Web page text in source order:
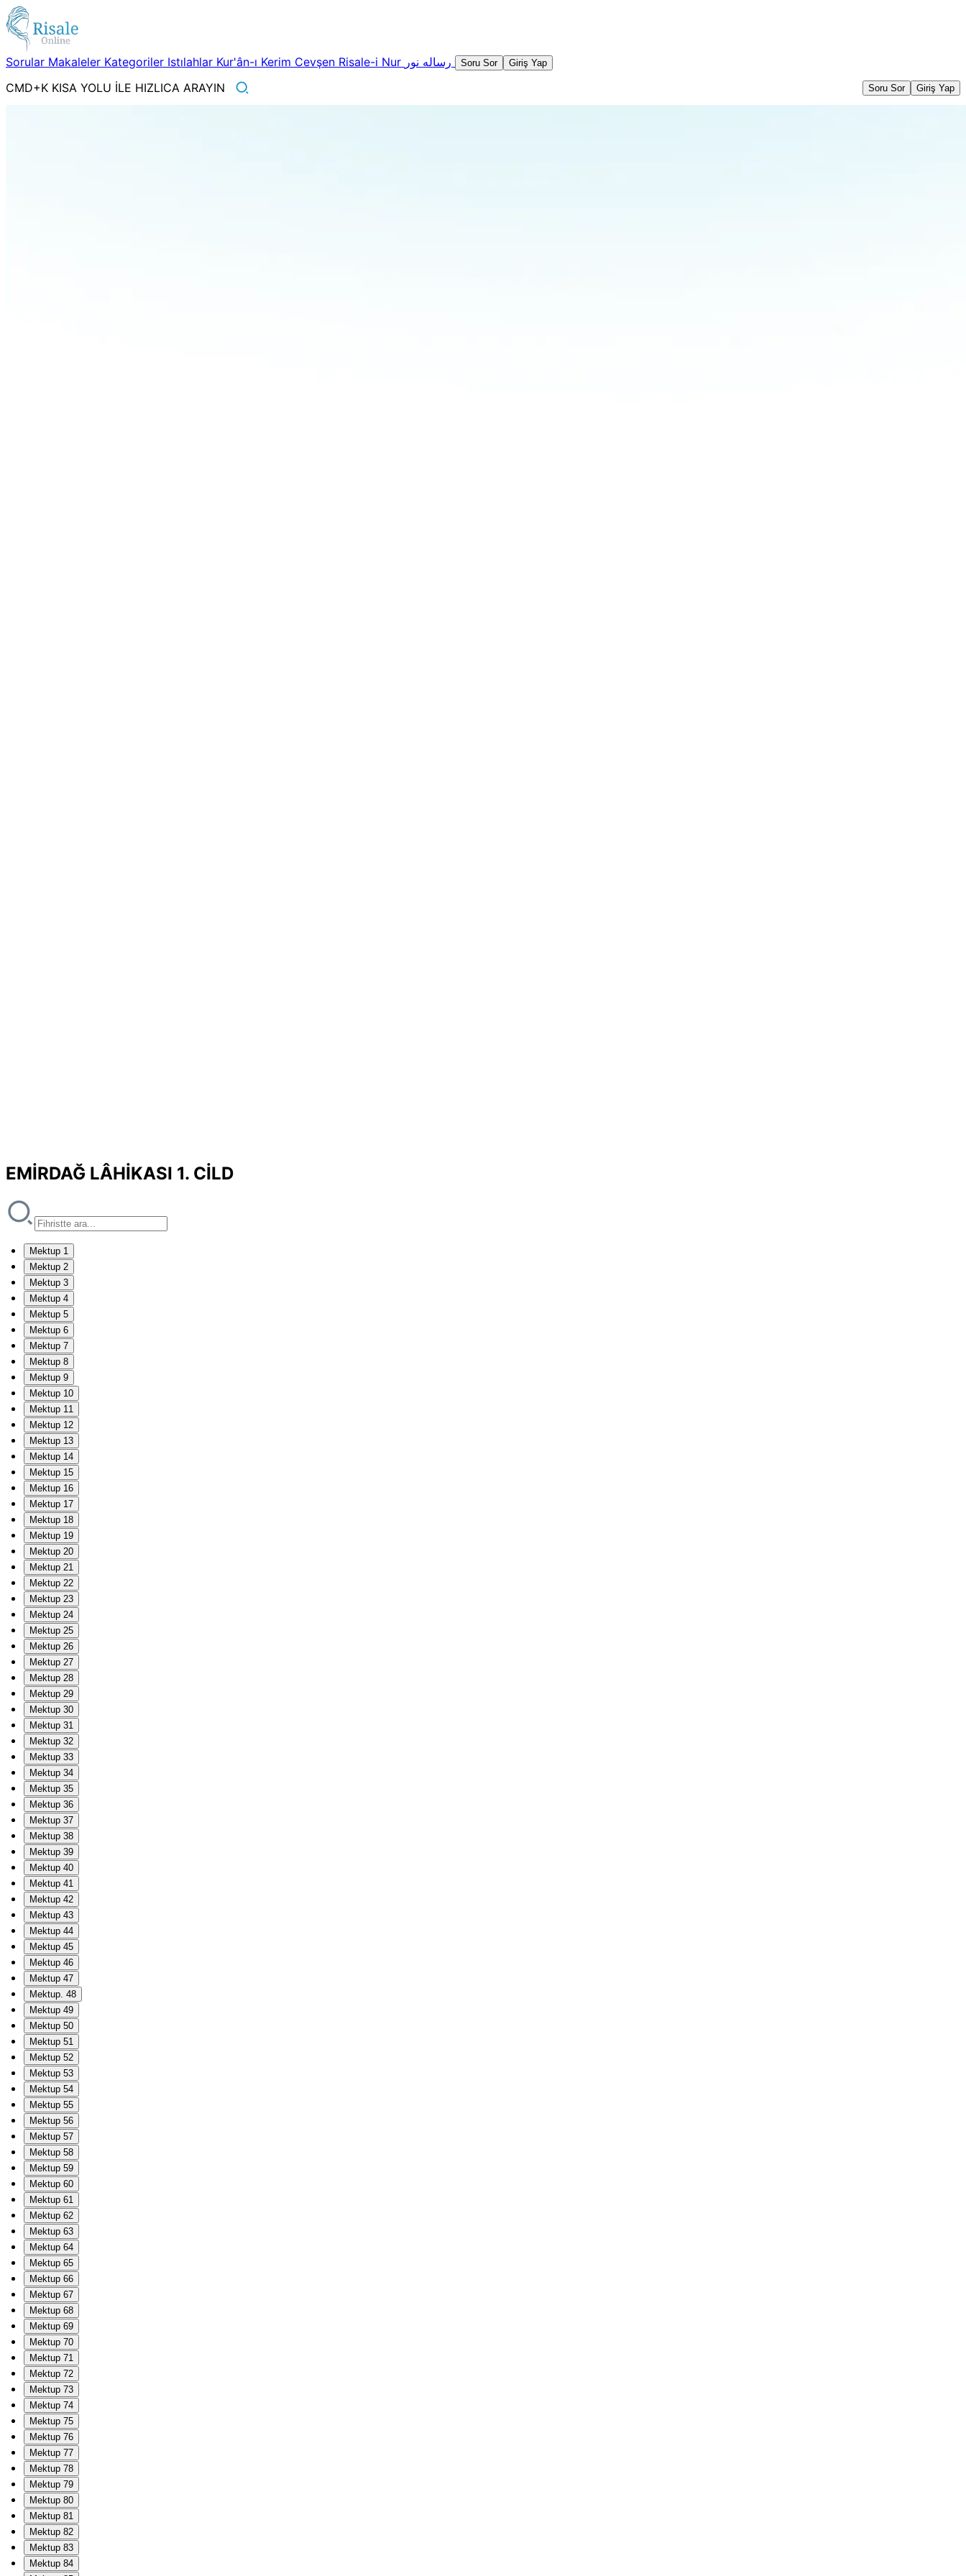
Sorular Makaleler Kategoriler Istılahlar Kur'ân-ı Kerim Cevşen Risale-i Nur Soru Sor Giriş Yap
CMD+K KISA YOLU İLE HIZLICA ARAYIN Soru Sor Giriş Yap
EMİRDAĞ LÂHİKASI 1. CİLD
Mektup 1
Mektup 2
Mektup 3
Mektup 4
Mektup 5
Mektup 6
Mektup 7
Mektup 8
Mektup 9
Mektup 10
Mektup 11
Mektup 12
Mektup 13
Mektup 14
Mektup 15
Mektup 16
Mektup 17
Mektup 18
Mektup 19
Mektup 20
Mektup 21
Mektup 22
Mektup 23
Mektup 24
Mektup 25
Mektup 26
Mektup 27
Mektup 28
Mektup 29
Mektup 30
Mektup 31
Mektup 32
Mektup 33
Mektup 34
Mektup 35
Mektup 36
Mektup 37
Mektup 38
Mektup 39
Mektup 40
Mektup 41
Mektup 42
Mektup 43
Mektup 44
Mektup 45
Mektup 46
Mektup 47
Mektup. 48
Mektup 49
Mektup 50
Mektup 51
Mektup 52
Mektup 53
Mektup 54
Mektup 55
Mektup 56
Mektup 57
Mektup 58
Mektup 59
Mektup 60
Mektup 61
Mektup 62
Mektup 63
Mektup 64
Mektup 65
Mektup 66
Mektup 67
Mektup 68
Mektup 69
Mektup 70
Mektup 71
Mektup 72
Mektup 73
Mektup 74
Mektup 75
Mektup 76
Mektup 77
Mektup 78
Mektup 79
Mektup 80
Mektup 81
Mektup 82
Mektup 83
Mektup 84